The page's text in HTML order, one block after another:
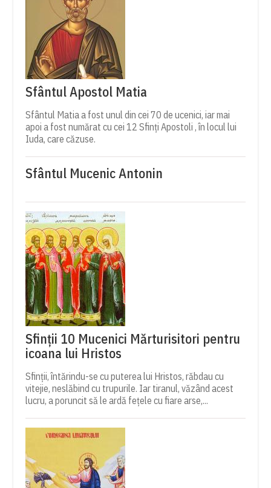
Sfântul Apostol Matia
Sfântul Matia a fost unul din cei 70 de ucenici, iar mai
apoi a fost numărat cu cei 12 Sfinți Apostoli , în locul lui
Iuda, care căzuse.
Sfântul Mucenic Antonin
Sfinții 10 Mucenici Mărturisitori pentru
icoana lui Hristos
Sfinții, întărindu-se cu puterea lui Hristos, răbdau cu
vitejie, neslăbind cu trupurile. Iar tiranul, văzând acest
lucru, a poruncit să le ardă fețele cu fiare arse,...